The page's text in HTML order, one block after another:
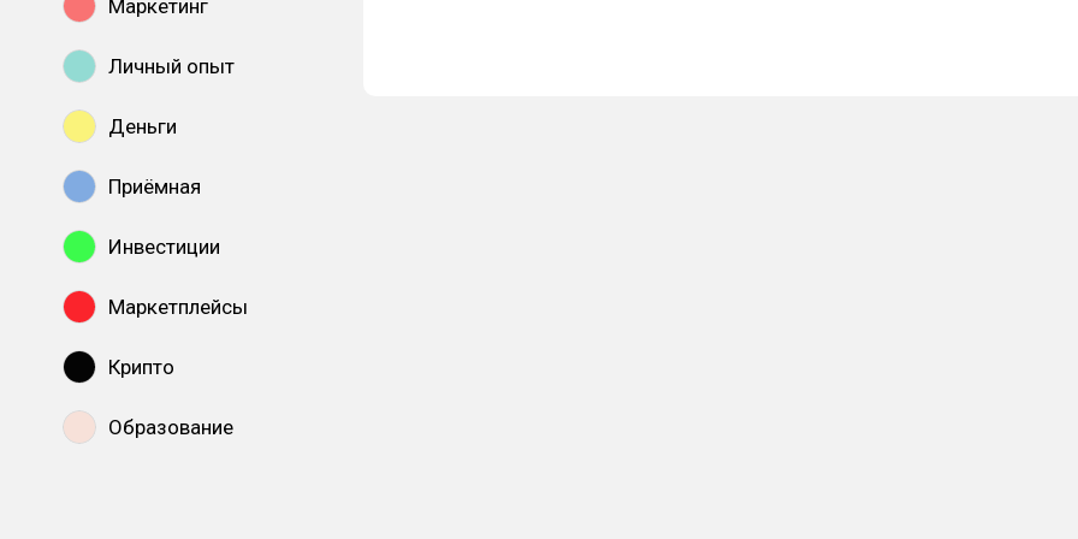
Маркетинг
Личный опыт
Деньги
Приёмная
Инвестиции
Маркетплейсы
Крипто
Образование